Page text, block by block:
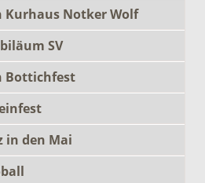
Kurhaus Notker Wolf
SV
Bottichfest
in den Mai